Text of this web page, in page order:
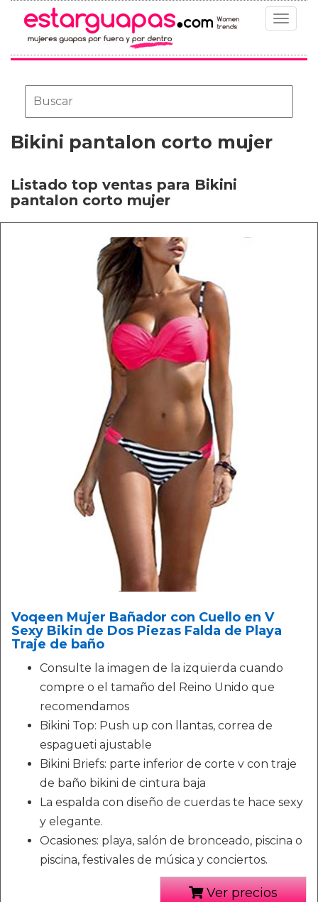
Toggle
Bikini pantalon corto mujer
Listado top ventas para Bikini
pantalon corto mujer
Voqeen Mujer Bañador con Cuello en V
Sexy Bikin de Dos Piezas Falda de Playa
Traje de baño
Consulte la imagen de la izquierda cuando
compre o el tamaño del Reino Unido que
recomendamos
Bikini Top: Push up con llantas, correa de
espagueti ajustable
Bikini Briefs: parte inferior de corte v con traje
de baño bikini de cintura baja
La espalda con diseño de cuerdas te hace sexy
y elegante.
Ocasiones: playa, salón de bronceado, piscina o
piscina, festivales de música y conciertos.
Ver precios